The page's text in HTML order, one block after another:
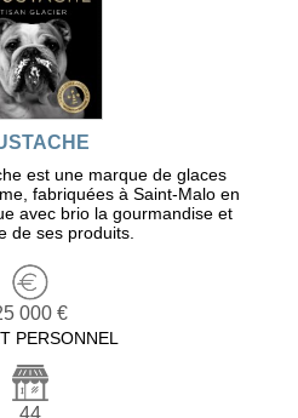
est une marque de glaces
fabriquées à Saint-Malo en
avec brio la gourmandise et
de ses produits.
000 €
PERSONNEL